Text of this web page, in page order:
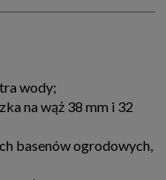
wody;
na wąż 38 mm i 32
basenów ogrodowych,